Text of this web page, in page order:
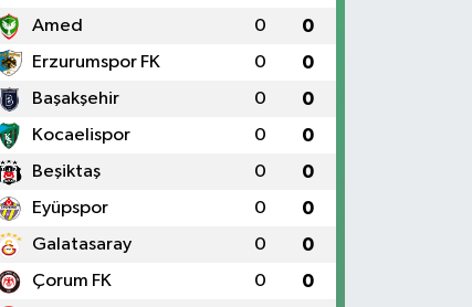
Amed 0 0
Erzurumspor FK 0 0
Başakşehir 0 0
Kocaelispor 0 0
Beşiktaş 0 0
Eyüpspor 0 0
Galatasaray 0 0
Çorum FK 0 0